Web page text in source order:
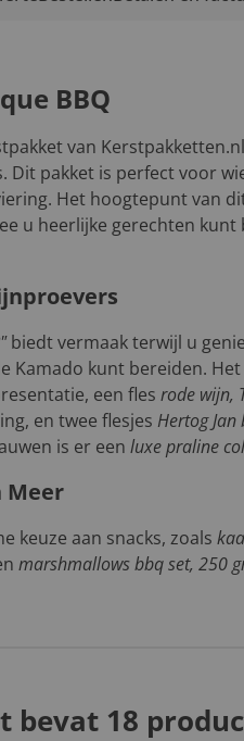
BBQ
van
Dit pakket is perfect voor
Het hoogtepunt van
u heerlijke gerechten kunt
biedt vermaak terwijl u
Kamado kunt bereiden.
een fles rode wijn,
en twee flesjes Hertog
is er een luxe praline
Meer
keuze aan snacks, zoals
marshmallows bbq set, 250
bevat 18